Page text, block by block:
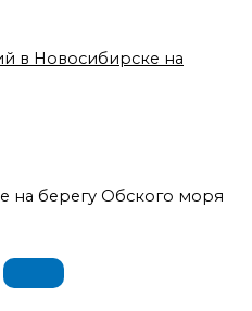
в Новосибирске на
на берегу Обского моря